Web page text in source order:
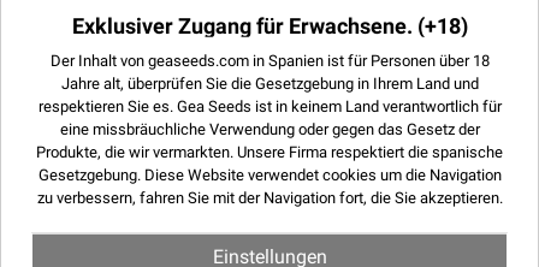
Bilder von O.G. Kush - Royal Queen
Seeds
Exklusiver Zugang für Erwachsene. (+18)
Der Inhalt von geaseeds.com in Spanien ist für Personen über 18
Jahre alt, überprüfen Sie die Gesetzgebung in Ihrem Land und
respektieren Sie es. Gea Seeds ist in keinem Land verantwortlich für
eine missbräuchliche Verwendung oder gegen das Gesetz der
Produkte, die wir vermarkten. Unsere Firma respektiert die spanische
Gesetzgebung. Diese Website verwendet cookies um die Navigation
zu verbessern, fahren Sie mit der Navigation fort, die Sie akzeptieren.
Einstellungen